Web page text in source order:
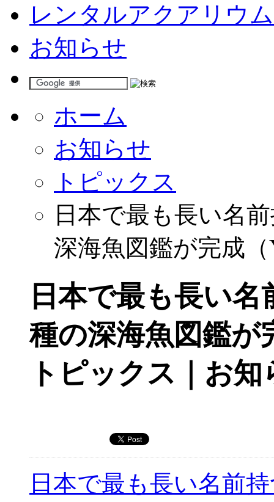
レンタルアクアリウム
お知らせ
ホーム
お知らせ
トピックス
日本で最も長い名
深海魚図鑑が完成
日本で最も長い
種の深海魚図鑑が
トピックス｜お知
日本で最も長い名前